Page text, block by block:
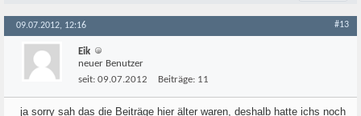
09.07.2012, 12:16 #13
Eik
neuer Benutzer
seit: 09.07.2012 Beiträge: 11
ja sorry sah das die Beiträge hier älter waren, deshalb hatte ichs noch